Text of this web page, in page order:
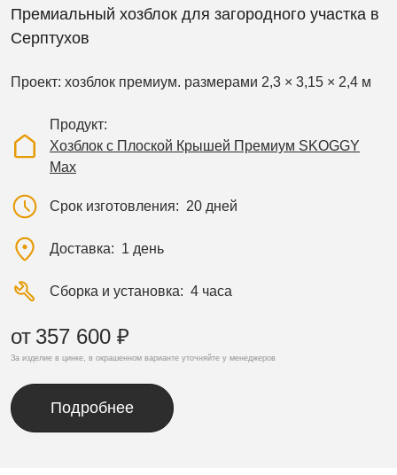
Премиальный хозблок для загородного участка в
Серптухов
Проект: хозблок премиум. размерами 2,3 × 3,15 × 2,4 м
Продукт
Хозблок с Плоской Крышей Премиум SKOGGY
Max
Срок изготовления 20 дней
Доставка 1 день
Сборка и установка 4 часа
от 357 600 ₽
За изделие в цинке, в окрашенном варианте уточняйте у менеджеров
Подробнее